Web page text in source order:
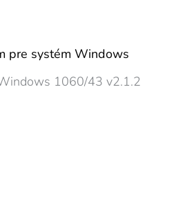
pre systém Windows
1060/43 v2.1.2